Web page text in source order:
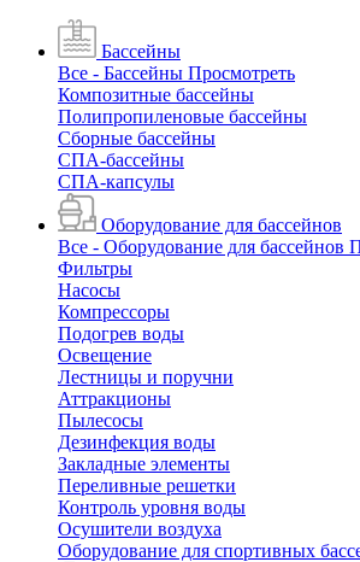
Бассейны
Все - Бассейны Просмотреть
Композитные бассейны
Полипропиленовые бассейны
Сборные бассейны
СПА-бассейны
СПА-капсулы
Оборудование для бассейнов
Все - Оборудование для бассейнов
Фильтры
Насосы
Компрессоры
Подогрев воды
Освещение
Лестницы и поручни
Аттракционы
Пылесосы
Дезинфекция воды
Закладные элементы
Переливные решетки
Контроль уровня воды
Осушители воздуха
Оборудование для спортивных